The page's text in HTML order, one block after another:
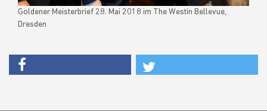
Goldener Meisterbrief 28. Mai 2018 im The Westin Bellevue,
Dresden